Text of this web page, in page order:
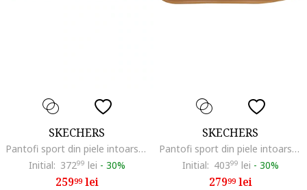
SKECHERS
Pantofi sport din piele intoarsa cu garnitura din material sintetic Academy Court Charm, Rosu/Alb
Initial: 37299 lei - 30%
25999lei
SKECHERS
Pantofi sport din piele intoarsa Academy HI Elevated Essence, Rosu/Argintiu
Initial: 40399 lei - 30%
27999lei